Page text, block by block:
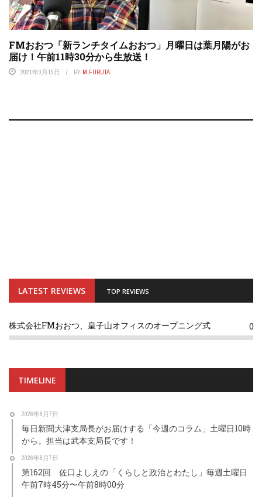
FMおおつ「新ランチタイムおおつ」月曜日は葉月陽がお
届け！午前11時30分から生放送！
2021年3月15日 BY M.FURUTA
LATEST REVIEWS TOP REVIEWS
株式会社FMおおつ、皇子山オフィスのオープニング式 0
TIMELINE
2026年8月7日
毎日新聞大津支局長がお届けする「今週のコラム」土曜日10時
から。担当は武本支局長です！
2026年8月7日
第162回 佐口よしえの「くらしと政治とわたし」毎週土曜日
午前7時45分〜午前8時00分